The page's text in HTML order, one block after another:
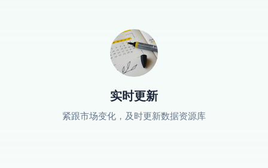
实时更新
紧跟市场变化，及时更新数据资源库